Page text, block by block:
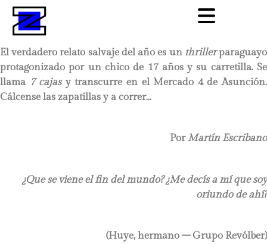
El verdadero relato salvaje del año es un thrillerparaguayo
protagonizado por un chico de 17 años y su carretilla. Se
llama 7 cajasy transcurre en el Mercado 4 de Asunción.
Cálcense las zapatillas y a correr…
Por Martín Escribano
¿Que se viene el fin del mundo? ¿Me decís a mí que soy
oriundo de ahí?
(Huye, hermano – Grupo Revólber)